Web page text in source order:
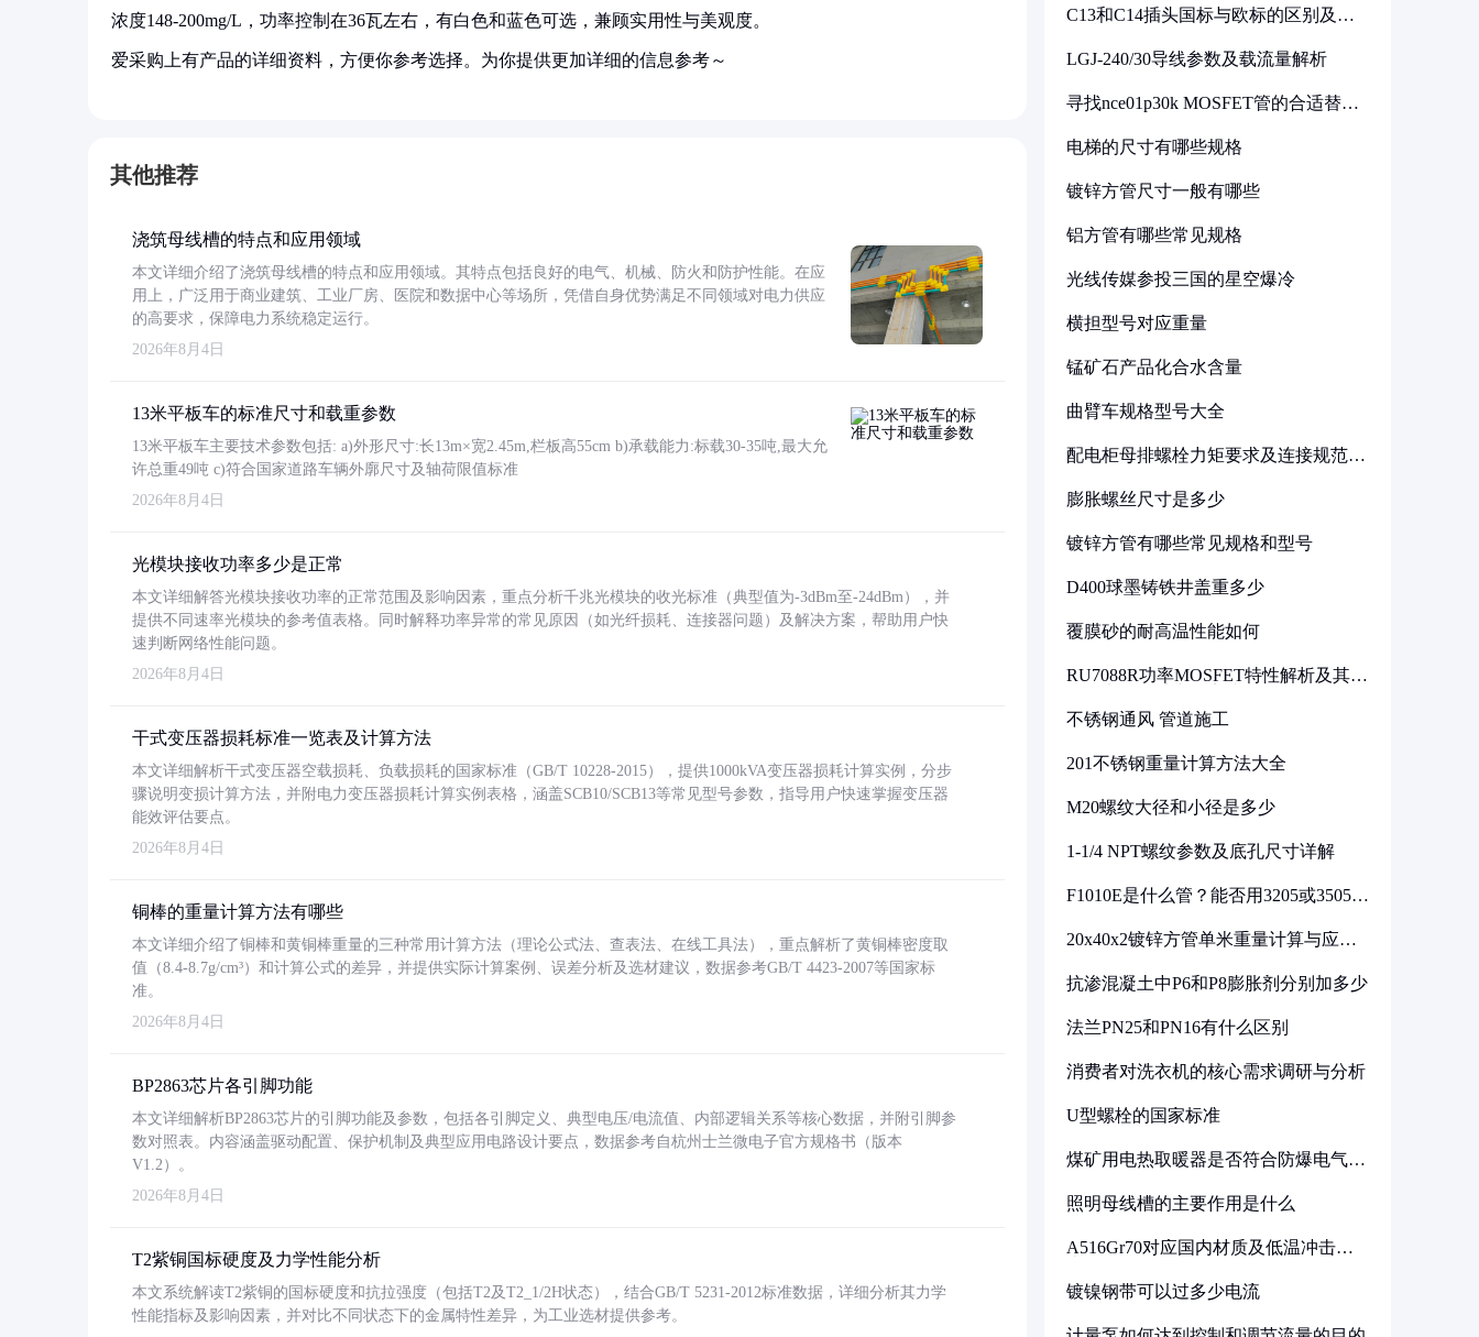
浓度148-200mg/L，功率控制在36瓦左右，有白色和蓝色可选，兼顾实用性与美观度。
爱采购上有产品的详细资料，方便你参考选择。为你提供更加详细的信息参考～
其他推荐
浇筑母线槽的特点和应用领域
本文详细介绍了浇筑母线槽的特点和应用领域。其特点包括良好的电气、机械、防火和防护性能。在应
用上，广泛用于商业建筑、工业厂房、医院和数据中心等场所，凭借自身优势满足不同领域对电力供应
的高要求，保障电力系统稳定运行。
2026年8月4日
13米平板车的标准尺寸和载重参数
13米平板车主要技术参数包括: a)外形尺寸:长13m×宽2.45m,栏板高55cm b)承载能力:标载30-35吨,最大允
许总重49吨 c)符合国家道路车辆外廓尺寸及轴荷限值标准
2026年8月4日
光模块接收功率多少是正常
本文详细解答光模块接收功率的正常范围及影响因素，重点分析千兆光模块的收光标准（典型值为-3dBm至-24dBm），并
提供不同速率光模块的参考值表格。同时解释功率异常的常见原因（如光纤损耗、连接器问题）及解决方案，帮助用户快
速判断网络性能问题。
2026年8月4日
干式变压器损耗标准一览表及计算方法
本文详细解析干式变压器空载损耗、负载损耗的国家标准（GB/T 10228-2015），提供1000kVA变压器损耗计算实例，分步
骤说明变损计算方法，并附电力变压器损耗计算实例表格，涵盖SCB10/SCB13等常见型号参数，指导用户快速掌握变压器
能效评估要点。
2026年8月4日
铜棒的重量计算方法有哪些
本文详细介绍了铜棒和黄铜棒重量的三种常用计算方法（理论公式法、查表法、在线工具法），重点解析了黄铜棒密度取
值（8.4-8.7g/cm³）和计算公式的差异，并提供实际计算案例、误差分析及选材建议，数据参考GB/T 4423-2007等国家标
准。
2026年8月4日
BP2863芯片各引脚功能
本文详细解析BP2863芯片的引脚功能及参数，包括各引脚定义、典型电压/电流值、内部逻辑关系等核心数据，并附引脚参
数对照表。内容涵盖驱动配置、保护机制及典型应用电路设计要点，数据参考自杭州士兰微电子官方规格书（版本
V1.2）。
2026年8月4日
T2紫铜国标硬度及力学性能分析
本文系统解读T2紫铜的国标硬度和抗拉强度（包括T2及T2_1/2H状态），结合GB/T 5231-2012标准数据，详细分析其力学
性能指标及影响因素，并对比不同状态下的金属特性差异，为工业选材提供参考。
C13和C14插头国标与欧标的区别及其
LGJ-240/30导线参数及载流量解析
寻找nce01p30k MOSFET管的合适替代
电梯的尺寸有哪些规格
镀锌方管尺寸一般有哪些
铝方管有哪些常见规格
光线传媒参投三国的星空爆冷
横担型号对应重量
锰矿石产品化合水含量
曲臂车规格型号大全
配电柜母排螺栓力矩要求及连接规范详
膨胀螺丝尺寸是多少
镀锌方管有哪些常见规格和型号
D400球墨铸铁井盖重多少
覆膜砂的耐高温性能如何
RU7088R功率MOSFET特性解析及其在
不锈钢通风 管道施工
201不锈钢重量计算方法大全
M20螺纹大径和小径是多少
1-1/4 NPT螺纹参数及底孔尺寸详解
F1010E是什么管？能否用3205或3505代
20x40x2镀锌方管单米重量计算与应用
抗渗混凝土中P6和P8膨胀剂分别加多少
法兰PN25和PN16有什么区别
消费者对洗衣机的核心需求调研与分析
U型螺栓的国家标准
煤矿用电热取暖器是否符合防爆电气设
照明母线槽的主要作用是什么
A516Gr70对应国内材质及低温冲击要
镀镍钢带可以过多少电流